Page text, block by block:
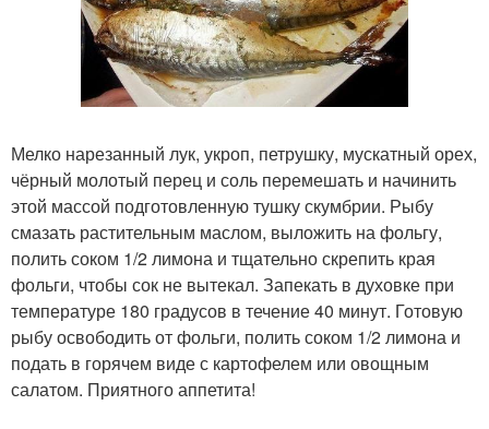
Мелко нарезанный лук, укроп, петрушку, мускатный орех,
чёрный молотый перец и соль перемешать и начинить
этой массой подготовленную тушку скумбрии. Рыбу
смазать растительным маслом, выложить на фольгу,
полить соком 1/2 лимона и тщательно скрепить края
фольги, чтобы сок не вытекал. Запекать в духовке при
температуре 180 градусов в течение 40 минут. Готовую
рыбу освободить от фольги, полить соком 1/2 лимона и
подать в горячем виде с картофелем или овощным
салатом. Приятного аппетита!